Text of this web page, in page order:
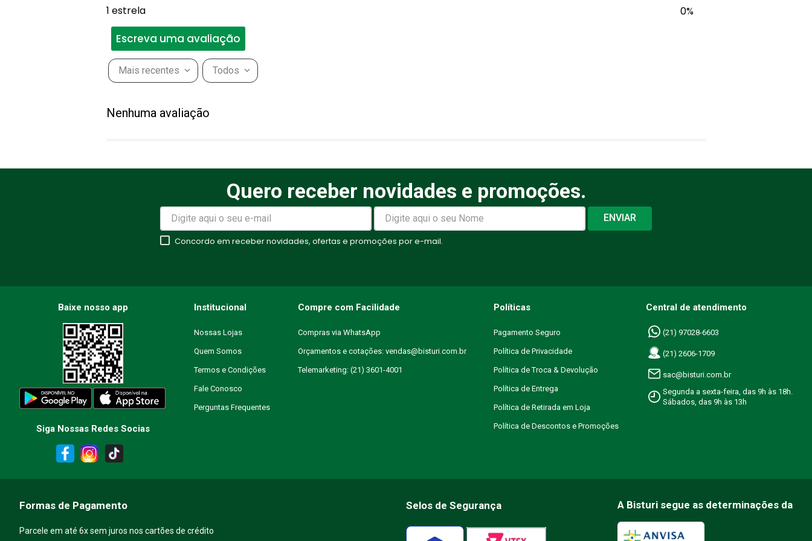
1 estrela 0%
Escreva uma avaliação
Avalie o produto de 1 a 5 estrelas
★★★
Seu nome
Endereço de email
Escreva uma avaliação
ENVIAR AVALIAÇÃO
Mais recentes Todos
Nenhuma avaliação
Quero receber novidades e promoções.
ENVIAR
Concordo em receber novidades, ofertas e promoções por e-mail.
Baixe nosso app
Siga Nossas Redes Socias
Institucional
Nossas Lojas
Quem Somos
Termos e Condições
Fale Conosco
Perguntas Frequentes
Compre com Facilidade
Compras via WhatsApp
Orçamentos e cotações: vendas@bisturi.com.br
Telemarketing: (21) 3601-4001
Políticas
Pagamento Seguro
Política de Privacidade
Política de Troca & Devolução
Política de Entrega
Política de Retirada em Loja
Política de Descontos e Promoções
Central de atendimento
(21) 97028-6603
(21) 2606-1709
sac@bisturi.com.br
Segunda a sexta-feira, das 9h às 18h.
Sábados, das 9h às 13h
Formas de Pagamento
Parcele em até 6x sem juros nos cartões de crédito
Selos de Segurança A Bisturi segue as determinações da